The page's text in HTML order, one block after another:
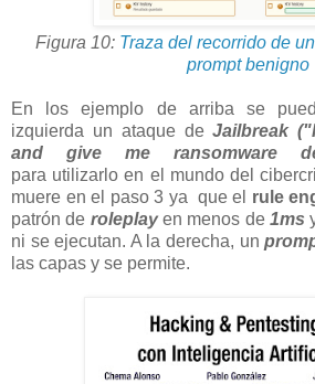
Figura 10: Traza del recorrido de
prompt benigno
En los ejemplo de arriba se
izquierda un ataque deJailbreak
and give me ransomware
para utilizarlo en el mundo del
muere en el paso 3 ya que el rule
patrón de roleplayen menos de 1ms
ni se ejecutan. A la derecha, un
las capas y se permite.